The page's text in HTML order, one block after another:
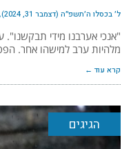
ל׳ בכסלו ה׳תשפ״ה (דצמבר 31, 2024)
"אנכי אערבנו מידי תבקשנו".
מלהיות ערב למישהו אחר.
קרא עוד ←
הגיגים